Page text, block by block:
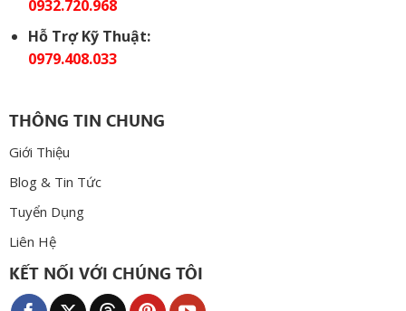
0932.720.968
Hỗ Trợ Kỹ Thuật:
0979.408.033
THÔNG TIN CHUNG
Giới Thiệu
Blog & Tin Tức
Tuyển Dụng
Liên Hệ
KẾT NỐI VỚI CHÚNG TÔI